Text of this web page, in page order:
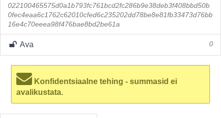
022100465575d0a1b793fc761bcd2fc286b9e38deb3f408bbd50b
0fec4eaa6c1762c62010cfed6c235202dd78be8e81fb33473d76bb
16e4c70eeea98f476bae8bd2be61a
Ava 0
Konfidentsiaalne tehing - summasid ei
avalikustata.